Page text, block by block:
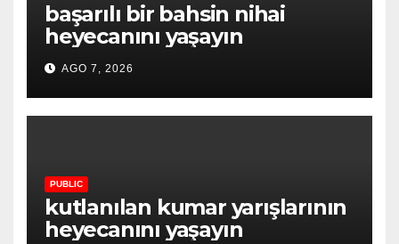
başarılı bir bahsin nihai
heyecanını yaşayın
AGO 7, 2026
PUBLIC
kutlanılan kumar yarışlarının
heyecanını yaşayın